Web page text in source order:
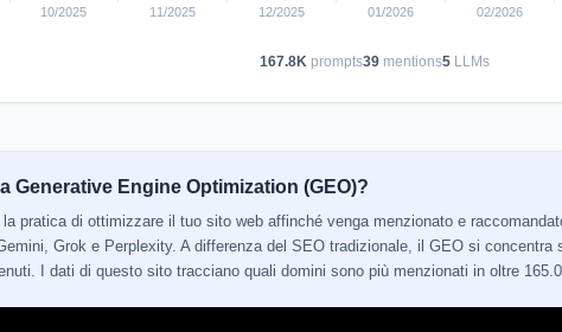
167.8K prompts39 mentions5 LLMs
Generative Engine Optimization (GEO)?
la pratica di ottimizzare il tuo sito web affinché venga menzionato e
Grok e Perplexity. A differenza del SEO tradizionale, il GEO si concentra
I dati di questo sito tracciano quali domini sono più menzionati in oltre